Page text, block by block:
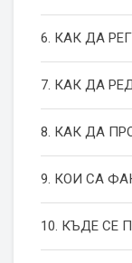
6. КАК ДА
7. КАК ДА
8. КАК ДА
9. КОИ СА
10. КЪДЕ СЕ